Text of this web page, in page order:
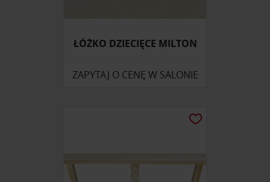
ŁÓŻKO DZIECIĘCE MILTON
ZAPYTAJ O CENĘ W SALONIE